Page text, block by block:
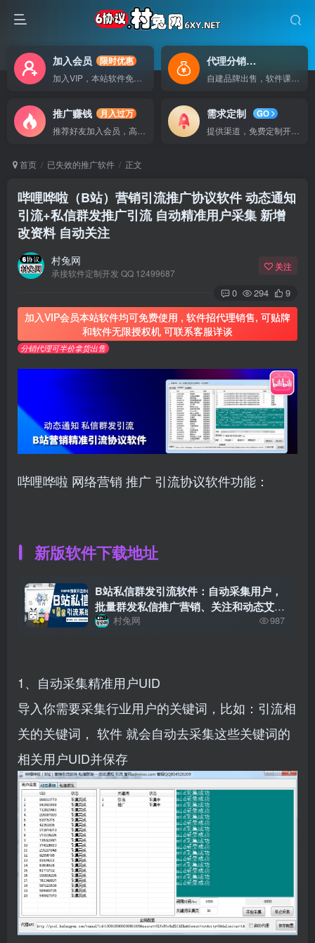
加入会员
限时优惠
代理分销自己做老板
推广赚钱
月入过万
需求定制
GO
首页 已失效的推广软件 正文
哔哩哗啦（B站）营销引流推广协议软件 动态通知
引流+私信群发推广引流 自动精准用户采集 新增
改资料 自动关注
村兔网
承接软件定制开发 QQ 12499687
关注
0 294 9
加入VIP会员本站软件均可免费使用 , 软件招代理销售, 可贴牌
和软件无限授权机 可联系客服详谈
分销代理可半价拿货出售
哔哩哗啦 网络营销 推广 引流协议软件功能：
新版软件下载地址
B站私信群发引流软件：自动采集用户，
批量群发私信推广营销、关注和动态艾特
通知工具
村兔网 987
1、自动采集精准用户UID
导入你需要采集行业用户的关键词，比如：引流相
关的关键词， 软件就会自动去采集这些关键词的
相关用户UID并保存